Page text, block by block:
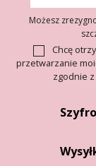
Możesz
Chcę
przetwarzanie
zgodnie z